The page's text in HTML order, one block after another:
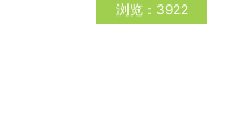
浏览：3922